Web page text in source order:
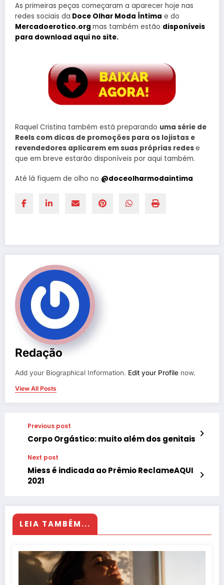
As primeiras peças começaram a aparecer hoje nas
redes sociais da Doce Olhar Moda Íntima e do
Mercadoerotico.org mas também estão disponíveis
para download aqui no site.
Raquel Cristina também está preparando uma série de
Reels com dicas de promoções para os lojistas e
revendedores aplicarem em suas próprias redese
que em breve estarão disponíveis por aqui também.
Até lá fiquem de olho no @doceolharmodaintima
Redação
Add your Biographical Information. Edit your Profile now.
View All Posts
Previous post
Corpo Orgástico: muito além dos genitais
Next post
Miess é indicada ao Prêmio ReclameAQUI
2021
LEIA TAMBÉM...